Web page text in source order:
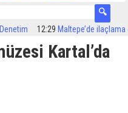
12:29Maltepe’de ilaçlama
Kartal’da